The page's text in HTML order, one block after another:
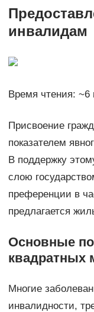
инвалидам
Время чтения:
Присвоение
показателем
В поддержку
слою
преференции в
предлагается
Основные
квадратных
Многие
инвалидности,